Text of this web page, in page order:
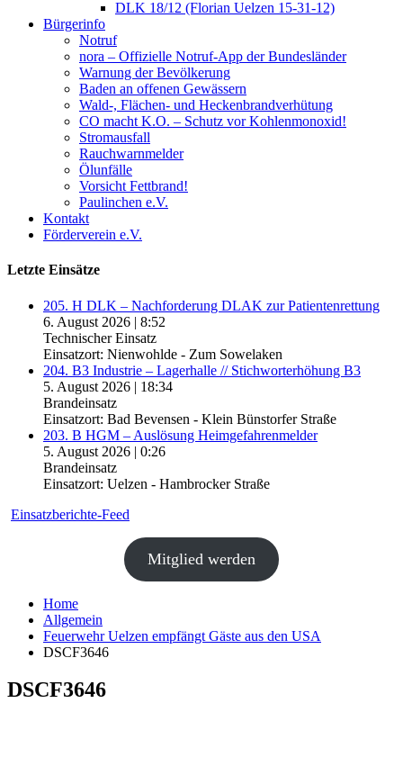
DLK 18/12 (Florian Uelzen 15-31-12)
Bürgerinfo
Notruf
nora – Offizielle Notruf-App der Bundesländer
Warnung der Bevölkerung
Baden an offenen Gewässern
Wald-, Flächen- und Heckenbrandverhütung
CO macht K.O. – Schutz vor Kohlenmonoxid!
Stromausfall
Rauchwarnmelder
Ölunfälle
Vorsicht Fettbrand!
Paulinchen e.V.
Kontakt
Förderverein e.V.
Letzte Einsätze
205. H DLK – Nachforderung DLAK zur Patientenrettung
6. August 2026 | 8:52
Technischer Einsatz
Einsatzort: Nienwohlde - Zum Sowelaken
204. B3 Industrie – Lagerhalle // Stichworterhöhung B3
5. August 2026 | 18:34
Brandeinsatz
Einsatzort: Bad Bevensen - Klein Bünstorfer Straße
203. B HGM – Auslösung Heimgefahrenmelder
5. August 2026 | 0:26
Brandeinsatz
Einsatzort: Uelzen - Hambrocker Straße
Einsatzberichte-Feed
Mitglied werden
Home
Allgemein
Feuerwehr Uelzen empfängt Gäste aus den USA
DSCF3646
DSCF3646